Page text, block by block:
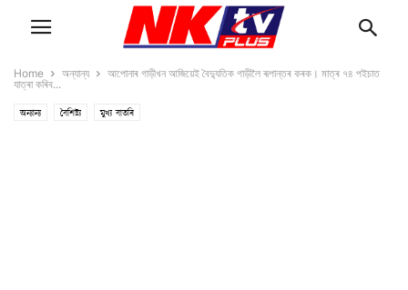
Home অন্যান্য
আপোনাৰ গাড়ীখন আজিয়েই বৈদ্যুতিক গাড়ীলৈ ৰূপান্তৰ কৰক। মাত্ৰ ৭৪ পইচাত
যাত্ৰা কৰিব...
অন্যান্য বৈশিষ্ট্য মুখ্য বাতৰি